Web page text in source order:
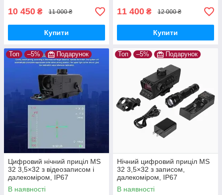
10 450 ₴ 11 000 ₴
Купити
11 400 ₴ 12 000 ₴
Купити
Топ –5% Подарунок
Цифровий нічний приціл MS
32 3,5×32 з відеозаписом і
далекоміром, IP67
В наявності
Топ –5% Подарунок
Нічний цифровий приціл MS
32 3,5×32 з записом,
далекоміром, IP67
В наявності